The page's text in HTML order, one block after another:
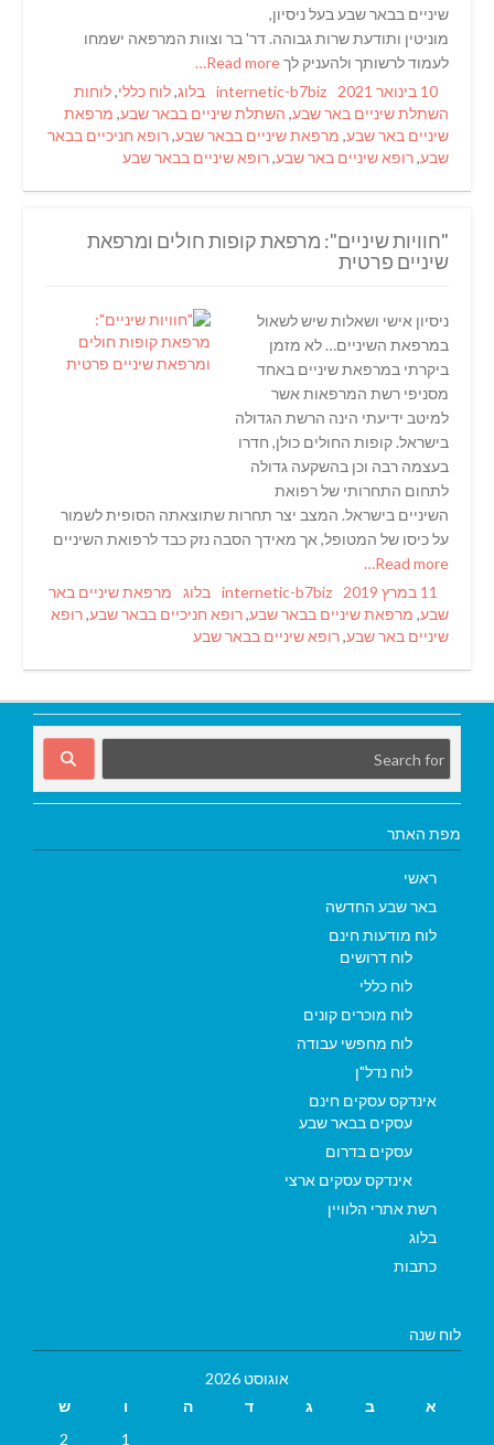
שיניים בבאר שבע בעל ניסיון,
מוניטין ותודעת שרות גבוהה. דר' בר וצוות המרפאה ישמחו
לעמוד לרשותך ולהעניק לך
Posted
on
10 בינואר 2021 Author
internetic-b7biz
Categories
בלוג,לוח כללי,לוחות
השתלת שיניים באר שבע, השתלת שיניים בבאר שבע, מרפאת
שיניים באר שבע, מרפאת שיניים בבאר שבע,רופא חניכיים בבאר
שבע,רופא שיניים באר שבע,רופא שיניים בבאר שבע
"חוויות שיניים": מרפאת קופות חולים ומרפאת
שיניים פרטית
ניסיון אישי ושאלות שיש לשאול
במרפאת השיניים… לא מזמן
ביקרתי במרפאת שיניים באחד
מסניפי רשת המרפאות אשר
למיטב ידיעתי הינה הרשת הגדולה
בישראל. קופות החולים כולן, חדרו
בעצמה רבה וכן בהשקעה גדולה
לתחום התחרותי של רפואת
השיניים בישראל. המצב יצר תחרות שתוצאתה הסופית לשמור
על כיסו של המטופל, אך מאידך הסבה נזק כבד לרפואת השיניים
Read more…
Posted
on
11 במרץ 2019 Author
internetic-b7biz
Categories
בלוג Tags
מרפאת שיניים באר
שבע, מרפאת שיניים בבאר שבע,רופא חניכיים בבאר שבע,רופא
שיניים באר שבע,רופא שיניים בבאר שבע
מפת האתר
ראשי
באר שבע החדשה
לוח מודעות חינם
לוח דרושים
לוח כללי
לוח מוכרים קונים
לוח מחפשי עבודה
לוח נדל"ן
אינדקס עסקים חינם
עסקים בבאר שבע
עסקים בדרום
אינדקס עסקים ארצי
רשת אתרי הלוויין
בלוג
כתבות
לוח שנה
אוגוסט 2026
א
ב ג ד ה ו
ש
1
2